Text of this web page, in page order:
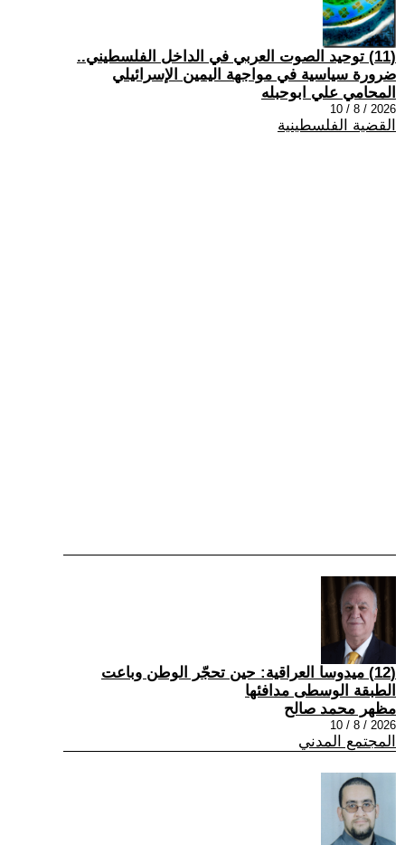
(11) توحيد الصوت العربي في الداخل الفلسطيني..
ضرورة سياسية في مواجهة اليمين الإسرائيلي
المحامي علي ابوحبله
2026 / 8 / 10
القضية الفلسطينية
(12) ميدوسا العراقية: حين تحجّر الوطن وباعت
الطبقة الوسطى مدافئها
مظهر محمد صالح
2026 / 8 / 10
المجتمع المدني